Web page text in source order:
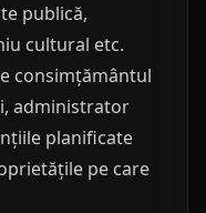
publică,
cultural etc.
consimțământul
administrator
planificate
pe care